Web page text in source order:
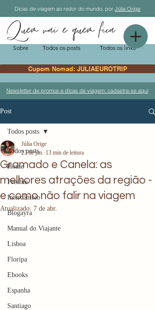
Sobre Todos os posts Todos os links
Cupom Nomad: JULIAEUROTRIP
Dicas de viagem ao redor do mundo, por Júlia Orige
Newsletter de promos e dicas de viagem: cadastre-se aqui
Post
Todos posts
Home
Freebie
Intercâmbio
Blogayra
Manual do Viajante
Lisboa
Floripa
Ebooks
Espanha
Santiago
Todos posts
Gramado e Canela: as
melhores atrações da região -
e como não falir na viagem
Júlia Orige
23 de jan. 13 min de leitura
Atualizado: 7 de abr.